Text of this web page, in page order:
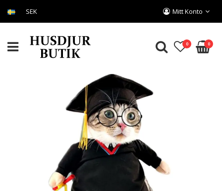
SEK Mitt Konto
0 0